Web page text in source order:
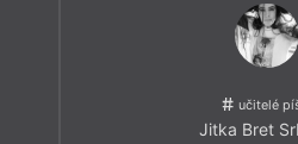
učitelé
Jitka Bret